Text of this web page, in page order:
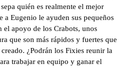
quién es realmente el mejor
a Eugenio le ayuden sus pequeños
el apoyo de los Crabots, unos
que son más rápidos y fuertes que
¿Podrán los Fixies reunir la
trabajar en equipo y ganar el